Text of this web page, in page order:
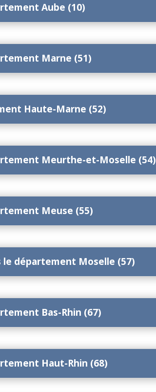
Aube (10)
Marne (51)
Haute-Marne (52)
Meurthe-et-Moselle (54)
Meuse (55)
département Moselle (57)
Bas-Rhin (67)
Haut-Rhin (68)